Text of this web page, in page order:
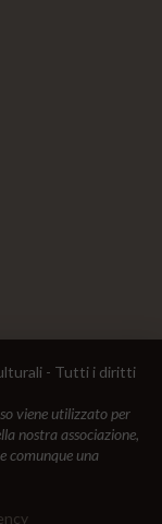
- Tutti i diritti
viene utilizzato per
nostra associazione,
comunque una